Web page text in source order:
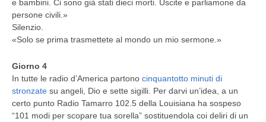
e bambini. Ci sono già stati dieci morti. Uscite e parliamone da
persone civili.»
Silenzio.
«Solo se prima trasmettete al mondo un mio sermone.»
Giorno 4
In tutte le radio d’America partono cinquantotto minuti di
stronzate su angeli, Dio e sette sigilli. Per darvi un’idea, a un
certo punto Radio Tamarro 102.5 della Louisiana ha sospeso
“101 modi per scopare tua sorella” sostituendola coi deliri di un